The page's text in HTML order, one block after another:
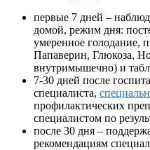
первые 7 дней –
домой, режим дня:
умеренное голодание,
Папаверин, Глюкоза,
внутримышечно) и
7-30 дней после
специалиста,
профилактических
специалистом по
после 30 дня –
рекомендациям